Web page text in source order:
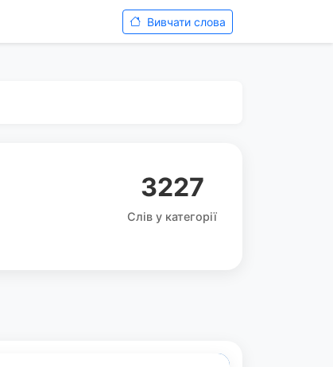
Вивчати слова
3227
Слів у категорії